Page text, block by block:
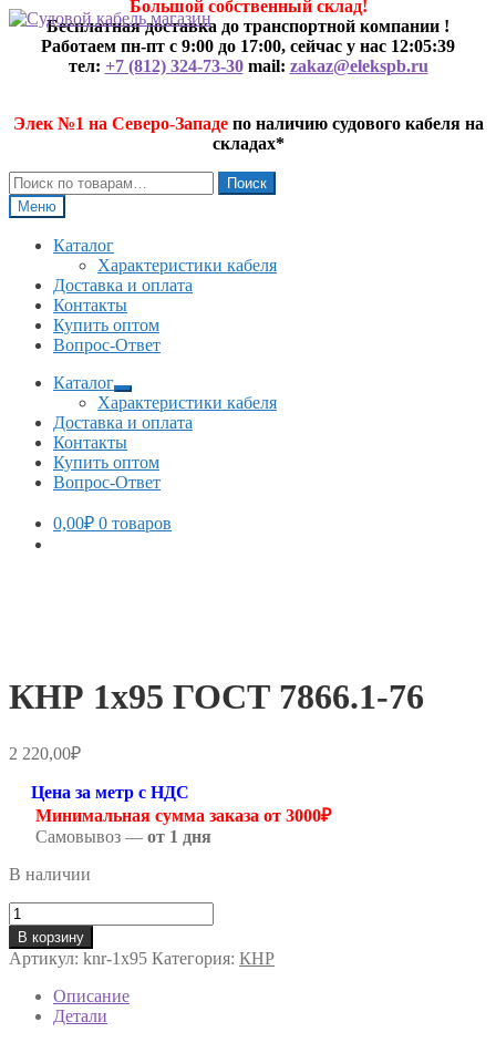
Перейти
навигации
Перейти
содержимому
Большой собственный склад!
Бесплатная доставка до транспортной компании !
Работаем пн-пт с 9:00 до 17:00, сейчас у нас 12:05:39
тел: +7 (812) 324-73-30mail: zakaz@elekspb.ru
Элек №1 на Северо-Западепо наличию судового кабеля на
складах*
Искать:
Поиск
Меню
Каталог
Характеристики кабеля
Доставка и оплата
Контакты
Купить оптом
Вопрос-Ответ
Каталог
Развернутое
вложенное
меню
Характеристики кабеля
Доставка и оплата
Контакты
Купить оптом
Вопрос-Ответ
0,00₽ 0 товаров
КНР 1х95 ГОСТ 7866.1-76
2 220,00₽
Цена за метр с НДС
Минимальная сумма заказа от 3000₽
Самовывоз — от 1 дня
В наличии
Количество
товара
КНР
1х95
ГОСТ
7866.1-
В корзину
Артикул: knr-1х95 Категория: КНР
Описание
Детали